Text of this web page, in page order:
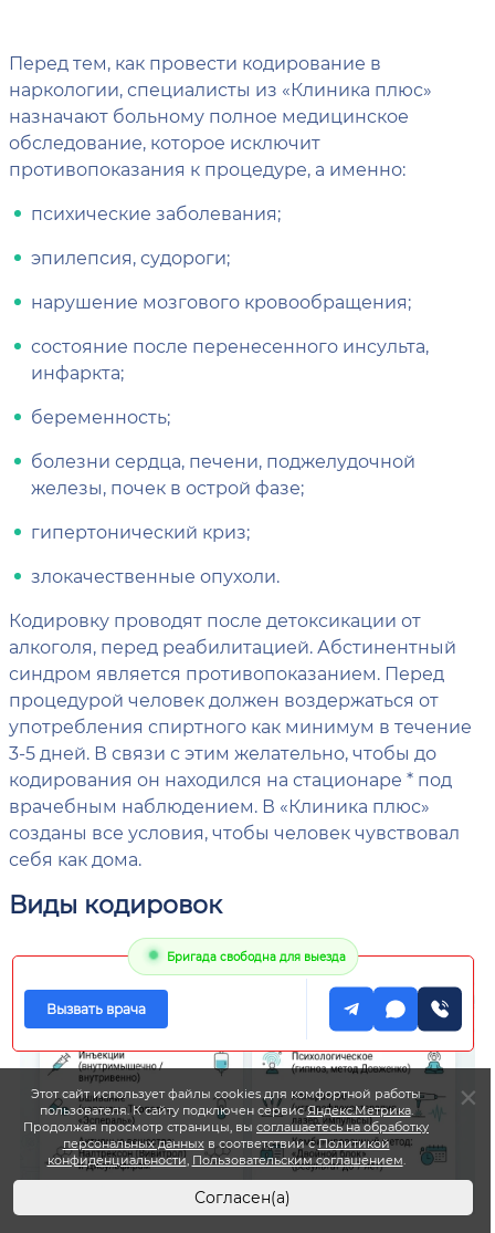
Перед тем, как провести кодирование в
наркологии, специалисты из «Клиника плюс»
назначают больному полное медицинское
обследование, которое исключит
противопоказания к процедуре, а именно:
психические заболевания;
эпилепсия, судороги;
нарушение мозгового кровообращения;
состояние после перенесенного инсульта,
инфаркта;
беременность;
болезни сердца, печени, поджелудочной
железы, почек в острой фазе;
гипертонический криз;
злокачественные опухоли.
Кодировку проводят после детоксикации от
алкоголя, перед реабилитацией. Абстинентный
синдром является противопоказанием. Перед
процедурой человек должен воздержаться от
употребления спиртного как минимум в течение
3-5 дней. В связи с этим желательно, чтобы до
кодирования он находился на стационаре * под
врачебным наблюдением. В «Клиника плюс»
созданы все условия, чтобы человек чувствовал
себя как дома.
Виды кодировок
Этот сайт использует файлы cookies для комфортной работы
пользователя. К сайту подключен сервисЯндекс.Метрика.
Продолжая просмотр страницы, высоглашаетесь на обработку
персональных данныхв соответствии сПолитикой
конфиденциальности, Пользовательским соглашением.
Согласен(а)
Бригада свободна для выезда
Вызвать врача